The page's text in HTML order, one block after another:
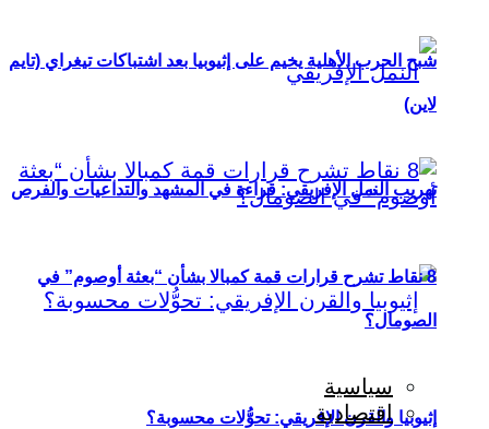
تهريب النمل الإفريقي: قراءة في المشهد والتداعيات والفرص
إثيوبيا والقرن الإفريقي: تحوُّلات محسوبة؟
شبح الحرب الأهلية يخيم على إثيوبيا بعد اشتباكات تيغراي (تايم
لاين)
8 نقاط تشرح قرارات قمة كمبالا بشأن “بعثة أوصوم” في
الصومال؟
سياسية
اقتصادية